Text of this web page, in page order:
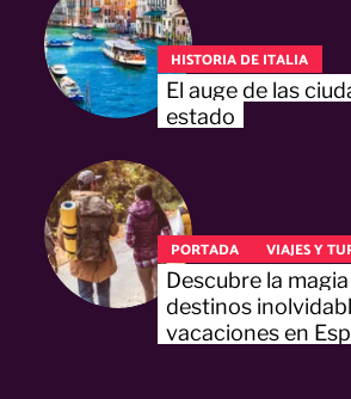
HISTORIA DE ITALIA
El auge de las
estado
PORTADA VIAJES Y
Descubre la
destinos
vacaciones en